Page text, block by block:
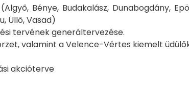
Bénye, Budakalász, Dunabogdány,
Üllő, Vasad)
tervének generáltervezése.
valamint a Velence-Vértes kiemelt
akcióterve